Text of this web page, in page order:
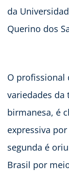
da
Querino dos
O profissional
variedades da
birmanesa, é
expressiva
segunda é
Brasil por